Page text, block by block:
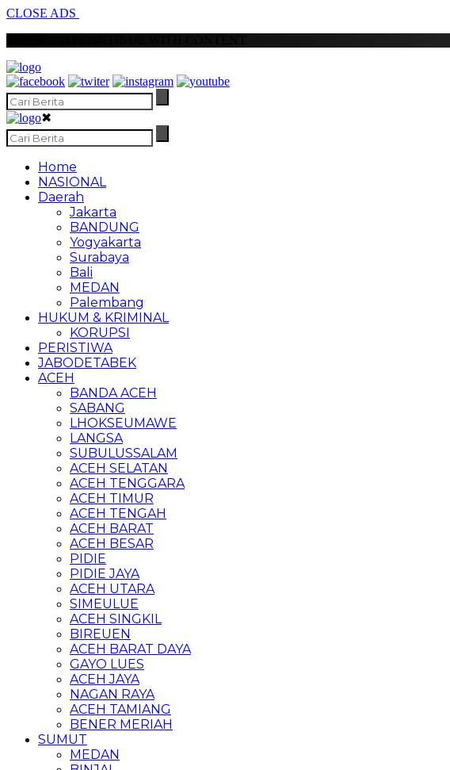
CLOSE ADS
✖
Home
NASIONAL
Daerah
Jakarta
BANDUNG
Yogyakarta
Surabaya
Bali
MEDAN
Palembang
HUKUM & KRIMINAL
KORUPSI
PERISTIWA
JABODETABEK
ACEH
BANDA ACEH
SABANG
LHOKSEUMAWE
LANGSA
SUBULUSSALAM
ACEH SELATAN
ACEH TENGGARA
ACEH TIMUR
ACEH TENGAH
ACEH BARAT
ACEH BESAR
PIDIE
PIDIE JAYA
ACEH UTARA
SIMEULUE
ACEH SINGKIL
BIREUEN
ACEH BARAT DAYA
GAYO LUES
ACEH JAYA
NAGAN RAYA
ACEH TAMIANG
BENER MERIAH
SUMUT
MEDAN